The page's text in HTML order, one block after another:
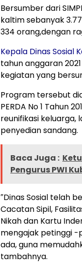
Bersumber dari
kaltim sebanyak
334 orang,dengan
Kepala Dinas Sosial
tahun anggaran
kegiatan yang
Program tersebut
PERDA No 1 Tahun
reunifikasi keluarga,
penyedian sandang.
Baca Juga :
Pengurus PWI
″Dinas Sosial telah
Cacatan Sipil,
Nikah dan Kartu
mengajak petinggi
ada, guna
tambahnya.